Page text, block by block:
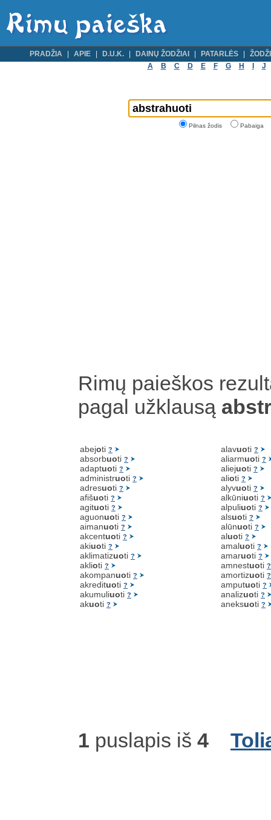
PRADŽIA APIE D.U.K. DAINŲ ŽODŽIAI PATARLĖS
A
B C D E F G H J
Pilnas žodis Pabaiga
Rimų paieškos
pagal užklausą
abejoti ?
absorbuoti ?
adaptuoti ?
administruoti ?
adresuoti ?
afišuoti ?
agituoti ?
aguonuoti ?
aimanuoti ?
akcentuoti ?
akiuoti ?
aklimatizuoti ?
aklioti ?
akompanuoti ?
akredituoti ?
akumuliuoti ?
akuoti ?
alavuoti ?
aliarmuoti ?
aliejuoti ?
alioti ?
alyvuoti ?
alkūniuoti ?
alpuliuoti ?
alsuoti ?
alūnuoti ?
aluoti ?
amaluoti ?
amaruoti ?
amnestuoti ?
amortizuoti ?
amputuoti ?
analizuoti ?
aneksuoti ?
1 puslapis iš 4